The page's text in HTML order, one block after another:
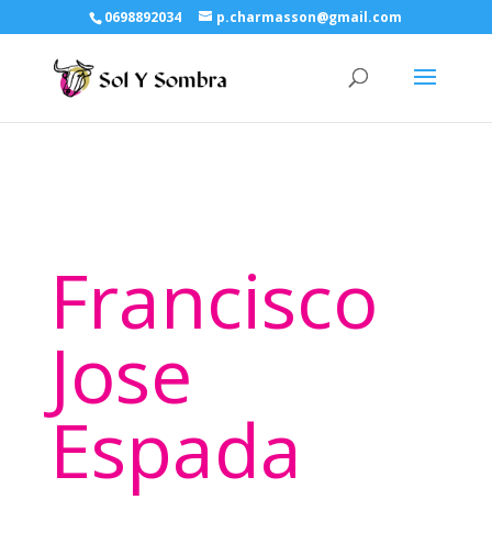
0698892034 p.charmasson@gmail.com
Francisco
Jose
Espada